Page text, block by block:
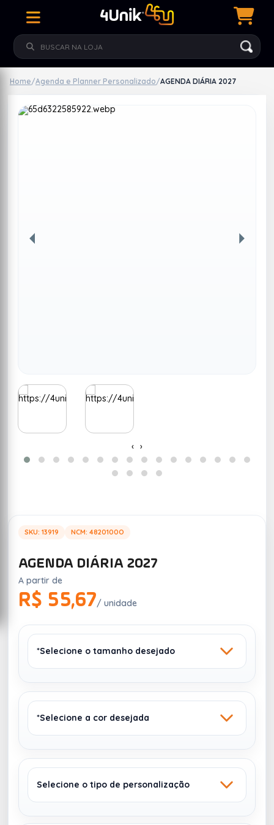
Home/Agenda e Planner Personalizado/AGENDA DIÁRIA 2027
‹ ›
SKU: 13919 NCM: 4820100O
AGENDA DIÁRIA 2027
A partir de
R$ 55,67/ unidade
*Selecione o tamanho desejado
*Selecione a cor desejada
Selecione o tipo de personalização